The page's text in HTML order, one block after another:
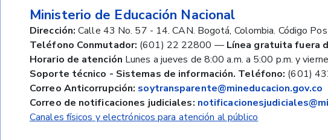
Ministerio de Educación Nacional
Dirección: Calle 43 No. 57 - 14. CAN. Bogotá, Colombia. Código
Teléfono Conmutador: (601) 22 22800 — Línea gratuita fuera
Horario de atención Lunes a jueves de 8:00 a.m. a 5:00 p.m. y
Soporte técnico - Sistemas de información. Teléfono: (601)
Correo Anticorrupción: soytransparente@mineducacion.gov.co
Correo de notificaciones judiciales:
Canales físicos y electrónicos para atención al público